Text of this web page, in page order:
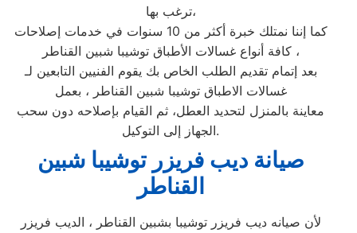
ترغب بها،
كما إننا نمتلك خبرة أكثر من 10 سنوات في خدمات إصلاحات
كافة أنواع غسالات الأطباق توشيبا شبين القناطر ،
بعد إتمام تقديم الطلب الخاص بك يقوم الفنيين التابعين لـ
غسالات الاطباق توشيبا شبين القناطر ، بعمل
معاينة بالمنزل لتحديد العطل، ثم القيام بإصلاحه دون سحب
الجهاز إلى التوكيل.
صيانة ديب فريزر توشيبا شبين
القناطر
لأن صيانه ديب فريزر توشيبا بشبين القناطر ، الديب فريزر